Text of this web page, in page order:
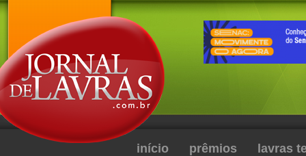
início prêmios lavras